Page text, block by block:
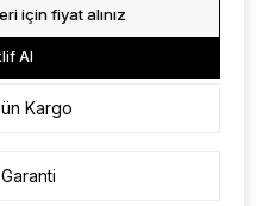
için fiyat alınız
Al
Kargo
Garanti